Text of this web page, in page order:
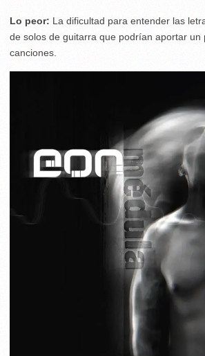
Lo peor: La dificultad para entender las
de solos de guitarra que podrían aportar un
canciones.